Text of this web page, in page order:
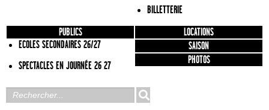
BILLETTERIE
PUBLICS
ECOLES SECONDAIRES 26/27
SPECTACLES EN JOURNÉE 26 27
LOCATIONS
SAISON
PHOTOS